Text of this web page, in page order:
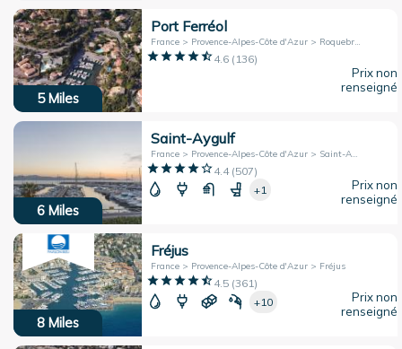
5 Miles
Port Ferréol
France > Provence-Alpes-Côte d'Azur > Roquebrune-sur-Argens
4.6( 136)
Prix non
renseigné
6 Miles
Saint-Aygulf
France > Provence-Alpes-Côte d'Azur > Saint-Aygulf
4.4(507)
+1
Prix non
renseigné
8 Miles
Fréjus
France > Provence-Alpes-Côte d'Azur > Fréjus
4.5(361)
+10
Prix non
renseigné